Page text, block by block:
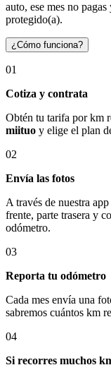
auto, ese mes no pagas
protegido(a).
¿Cómo funciona?
01
Cotiza y contrata
Obtén tu tarifa por km
miituo y elige el plan
02
Envía las fotos
A través de nuestra
frente, parte trasera y
odómetro.
03
Reporta tu odómetro
Cada mes envía una
sabremos cuántos km
04
Si recorres muchos